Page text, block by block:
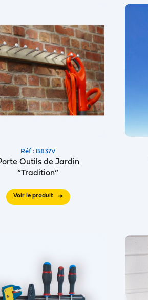
Réf : B837V
Outils de Jardin
“Tradition”
Voir le produit